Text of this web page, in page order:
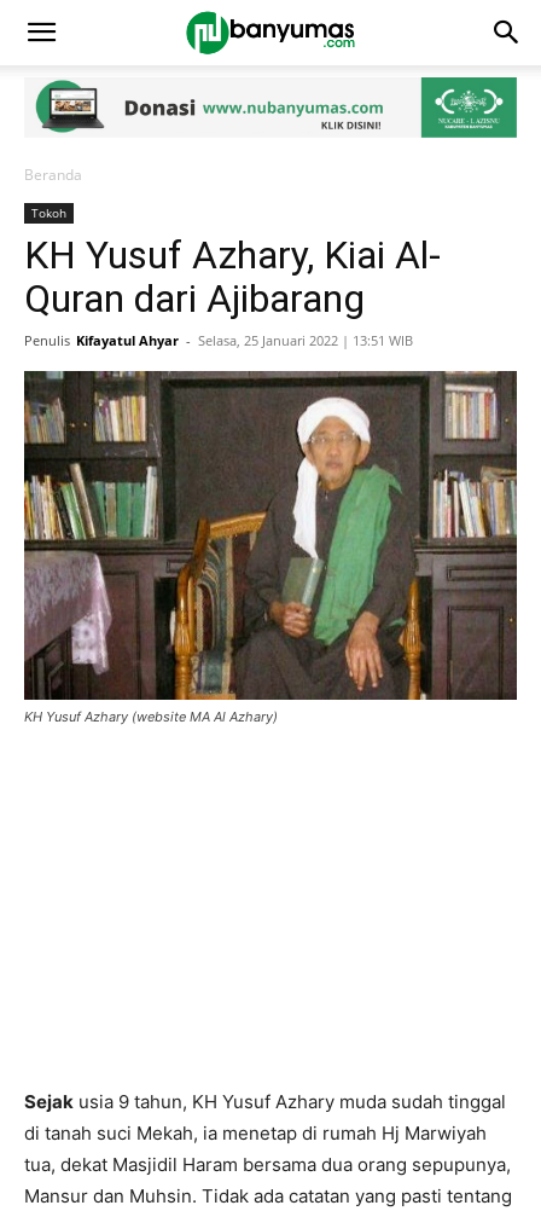
Beranda
Tokoh
KH Yusuf Azhary, Kiai Al-
Quran dari Ajibarang
Penulis Kifayatul Ahyar - Selasa, 25 Januari 2022 | 13:51 WIB
KH Yusuf Azhary (website MA Al Azhary)
Sejak usia 9 tahun, KH Yusuf Azhary muda sudah tinggal
di tanah suci Mekah, ia menetap di rumah Hj Marwiyah
tua, dekat Masjidil Haram bersama dua orang sepupunya,
Mansur dan Muhsin. Tidak ada catatan yang pasti tentang